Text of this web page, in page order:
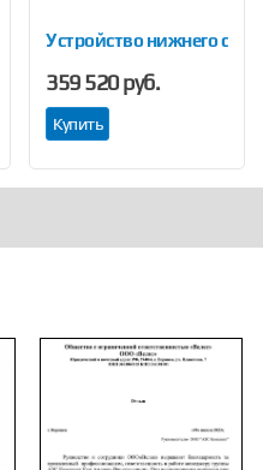
УСН 150 06
Устройство нижнего
359 520 руб.
Купить